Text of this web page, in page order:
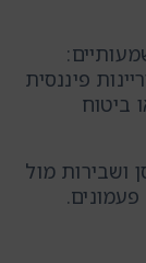
פיננסית
ביטוח
ושבירות מול